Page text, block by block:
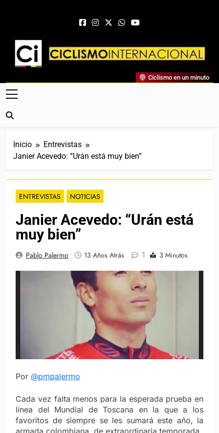
Ciclismo Internacional
Web Dedicada Al Ciclismo Mundial. Entrevistas, Análisis,
Crónicas, Previas Y Más. La Web Ciclista De Referencia.
Ciclismo en un minuto
Inicio
Entrevistas
Janier Acevedo: “Urán está muy bien”
ENTREVISTAS NOTICIAS
Janier Acevedo: “Urán está
muy bien”
Pablo Palermo 13 Años Atrás 1 3 Minutos
Por @pmpalermo
Cada vez falta menos para la esperada prueba en
línea del Mundial de Toscana en la que a los
favoritos de siempre se les sumará este año, la